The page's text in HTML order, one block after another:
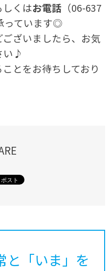
しくはお電話 （06-637
っています◎
ざいましたら、お気
い♪
とをお待ちしており
と「いま」を